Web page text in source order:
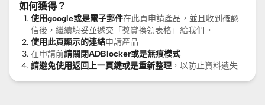
如何獲得？
使用google或是電子郵件在此頁申請產品，並且收到確認
信後，繼續填妥並遞交「獎賞換領表格」給我們。
使用此頁顯示的連結申請產品
在申請前請關閉ADBlocker或是無痕模式
請避免使用返回上一頁鍵或是重新整理 ，以防止資料遺失